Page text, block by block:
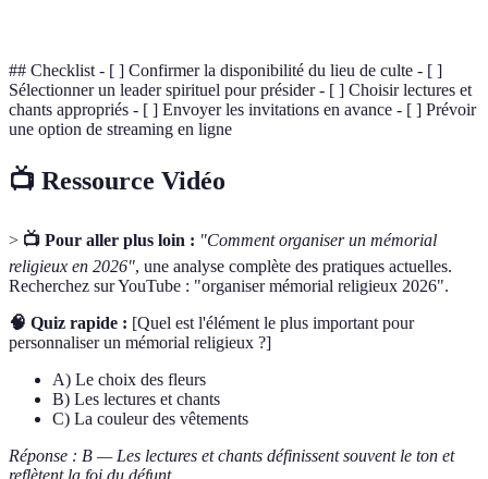
## Checklist - [ ] Confirmer la disponibilité du lieu de culte - [ ]
Sélectionner un leader spirituel pour présider - [ ] Choisir lectures et
chants appropriés - [ ] Envoyer les invitations en avance - [ ] Prévoir
une option de streaming en ligne
📺 Ressource Vidéo
> 📺 Pour aller plus loin : "Comment organiser un mémorial
religieux en 2026", une analyse complète des pratiques actuelles.
Recherchez sur YouTube : "organiser mémorial religieux 2026".
🧠 Quiz rapide : [Quel est l'élément le plus important pour
personnaliser un mémorial religieux ?]
A) Le choix des fleurs
B) Les lectures et chants
C) La couleur des vêtements
Réponse : B — Les lectures et chants définissent souvent le ton et
reflètent la foi du défunt.